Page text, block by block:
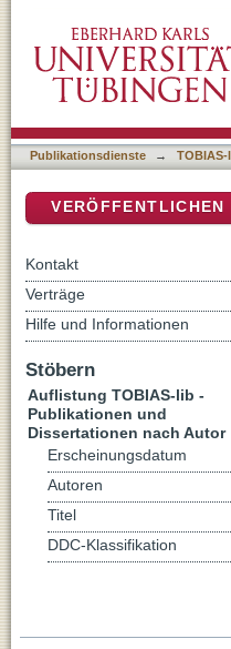
Publikationsdienste →
VERÖFFENTLICHEN
Kontakt
Verträge
Hilfe und Informationen
Stöbern
Auflistung TOBIAS-lib -
Publikationen und
Dissertationen nach Autor
Erscheinungsdatum
Autoren
Titel
DDC-Klassifikation